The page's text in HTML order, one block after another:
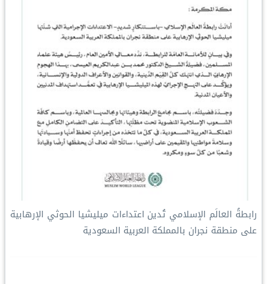
رابطةُ العالَم الإسلامي تُدين اعتداءات ميليشيا الحوثي الإرهابية
على منطقة نجران بالمملكة العربية السعودية